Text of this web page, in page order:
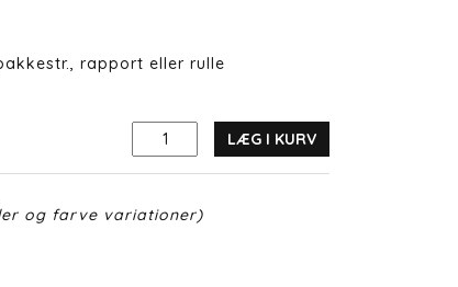
rapport eller rulle
LÆG I KURV
og farve variationer)